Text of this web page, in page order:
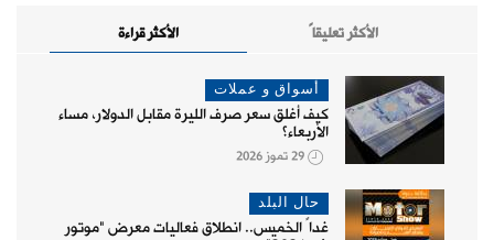
الأكثر قراءة الأكثر تعليقاً
أسواق و عملات
كيف أغلق سعر صرف الليرة مقابل الدولار، مساء
الأربعاء؟
29 تموز 2026
حال البلد
غداً الخميس.. انطلاق فعاليات معرض "موتور